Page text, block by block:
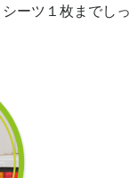
ーツ１枚までしっ